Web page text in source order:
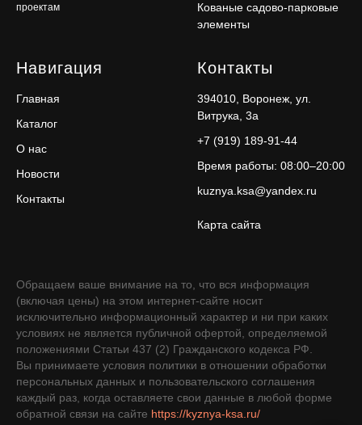
проектам
Кованые садово-парковые
элементы
Навигация
Главная
Каталог
О нас
Новости
Контакты
Контакты
394010, Воронеж, ул.
Витрука, 3а
+7 (919) 189-91-44
Время работы: 08:00–20:00
kuznya.ksa@yandex.ru
Карта сайта
Обращаем ваше внимание на то, что вся информация
(включая цены) на этом интернет-сайте носит
исключительно информационный характер и ни при каких
условиях не является публичной офертой, определяемой
положениями Статьи 437 (2) Гражданского кодекса РФ.
Вы принимаете условия политики в отношении обработки
персональных данных и пользовательского соглашения
каждый раз, когда оставляете свои данные в любой форме
обратной связи на сайте https://kyznya-ksa.ru/